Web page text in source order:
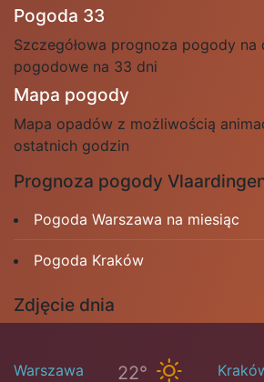
Pogoda 33
Szczegółowa prognoza pogody
pogodowe na 33 dni
Mapa pogody
Mapa opadów z możliwością
ostatnich godzin
Prognoza pogody
Pogoda Warszawa na miesiąc
Pogoda Kraków
Zdjęcie dnia
Warszawa 22°